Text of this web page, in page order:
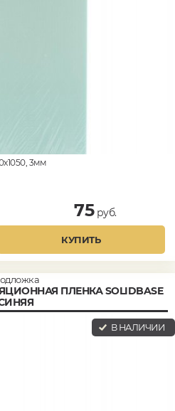
3мм
75руб.
КУПИТЬ
ПЛЕНКА SOLIDBASE
В НАЛИЧИИ